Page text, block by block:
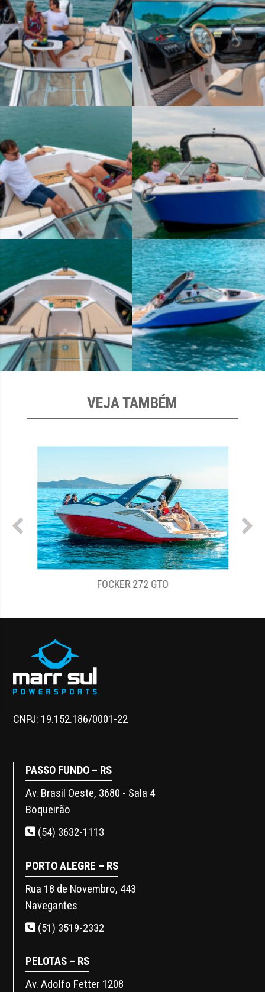
VEJA TAMBÉM
FOCKER 272 GTO
CNPJ: 19.152.186/0001-22
PASSO FUNDO – RS
Av. Brasil Oeste, 3680 - Sala 4
Boqueirão
(54) 3632-1113
PORTO ALEGRE – RS
Rua 18 de Novembro, 443
Navegantes
(51) 3519-2332
PELOTAS – RS
Av. Adolfo Fetter 1208